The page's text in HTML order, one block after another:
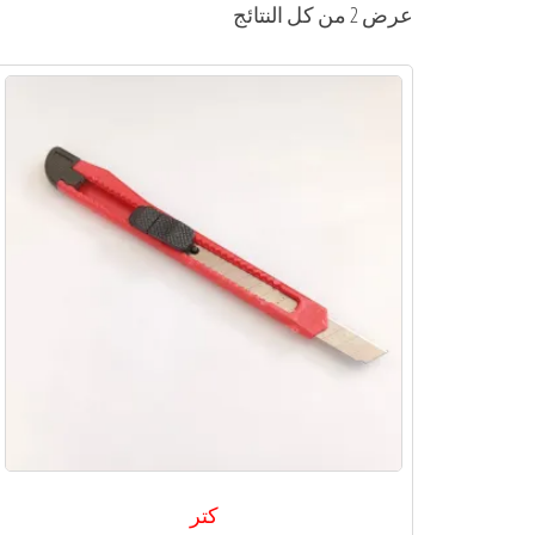
عرض ⁦2⁩ من كل النتائج
كتر